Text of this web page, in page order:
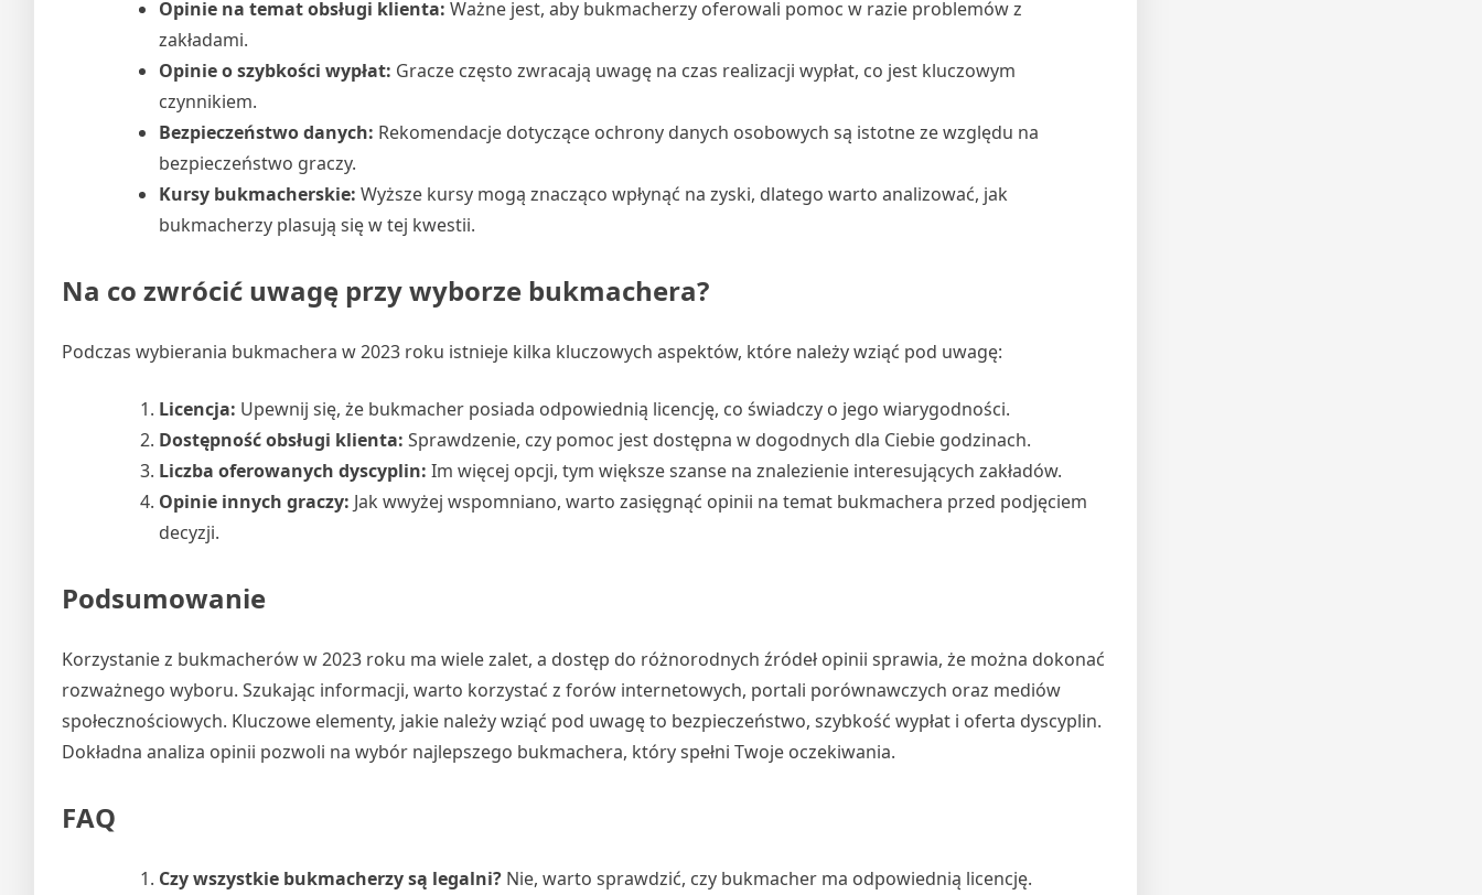
Opinie na temat obsługi klienta: Ważne jest, aby bukmacherzy oferowali pomoc w razie problemów z
zakładami.
Opinie o szybkości wypłat: Gracze często zwracają uwagę na czas realizacji wypłat, co jest kluczowym
czynnikiem.
Bezpieczeństwo danych: Rekomendacje dotyczące ochrony danych osobowych są istotne ze względu na
bezpieczeństwo graczy.
Kursy bukmacherskie: Wyższe kursy mogą znacząco wpłynąć na zyski, dlatego warto analizować, jak
bukmacherzy plasują się w tej kwestii.
Na co zwrócić uwagę przy wyborze bukmachera?
Podczas wybierania bukmachera w 2023 roku istnieje kilka kluczowych aspektów, które należy wziąć pod uwagę:
Licencja: Upewnij się, że bukmacher posiada odpowiednią licencję, co świadczy o jego wiarygodności.
Dostępność obsługi klienta: Sprawdzenie, czy pomoc jest dostępna w dogodnych dla Ciebie godzinach.
Liczba oferowanych dyscyplin: Im więcej opcji, tym większe szanse na znalezienie interesujących zakładów.
Opinie innych graczy: Jak wwyżej wspomniano, warto zasięgnąć opinii na temat bukmachera przed podjęciem
decyzji.
Podsumowanie
Korzystanie z bukmacherów w 2023 roku ma wiele zalet, a dostęp do różnorodnych źródeł opinii sprawia, że można dokonać
rozważnego wyboru. Szukając informacji, warto korzystać z forów internetowych, portali porównawczych oraz mediów
społecznościowych. Kluczowe elementy, jakie należy wziąć pod uwagę to bezpieczeństwo, szybkość wypłat i oferta dyscyplin.
Dokładna analiza opinii pozwoli na wybór najlepszego bukmachera, który spełni Twoje oczekiwania.
FAQ
Czy wszystkie bukmacherzy są legalni? Nie, warto sprawdzić, czy bukmacher ma odpowiednią licencję.